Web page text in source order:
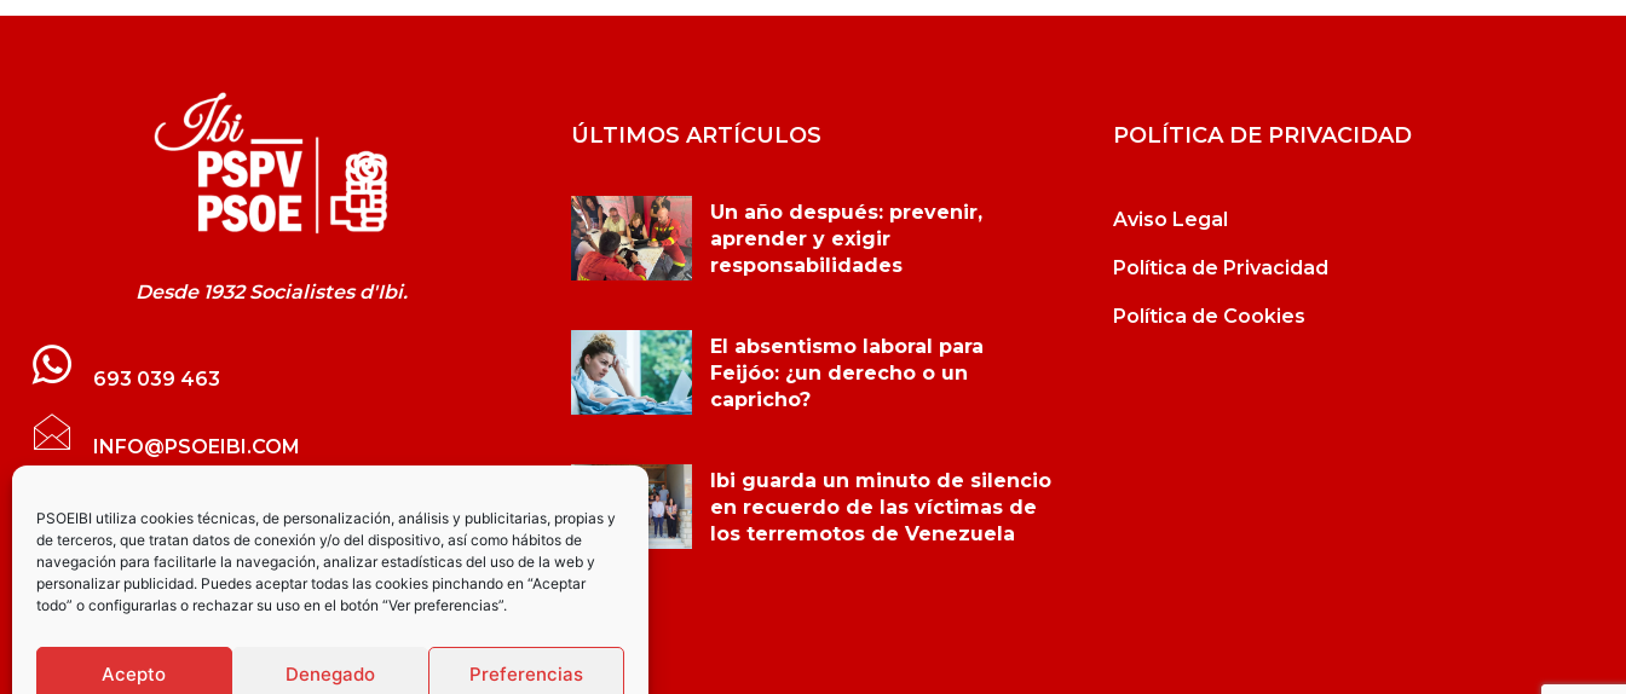
PSOEIBI utiliza cookies técnicas, de personalización, análisis y publicitarias, propias y
de terceros, que tratan datos de conexión y/o del dispositivo, así como hábitos de
navegación para facilitarle la navegación, analizar estadísticas del uso de la web y
personalizar publicidad. Puedes aceptar todas las cookies pinchando en “Aceptar
todo” o configurarlas o rechazar su uso en el botón “Ver preferencias”.
Acepto Denegado Preferencias
Desde 1932 Socialistes d'Ibi.
693 039 463
INFO@PSOEIBI.COM
GRUPO MUNICIPAL SOCIALISTA DE IBI C/
LES ERES, 48 – 3º - DESPACHO PSOE
PARTIDO SOCIALISTA DE IBI AV.
JOAQUÍN VILANOVA, 8 - BAJO
ÚLTIMOS ARTÍCULOS
Un año después: prevenir,
aprender y exigir
responsabilidades
El absentismo laboral para
Feijóo: ¿un derecho o un
capricho?
Ibi guarda un minuto de silencio
en recuerdo de las víctimas de
los terremotos de Venezuela
POLÍTICA DE PRIVACIDAD
Aviso Legal
Política de Privacidad
Política de Cookies